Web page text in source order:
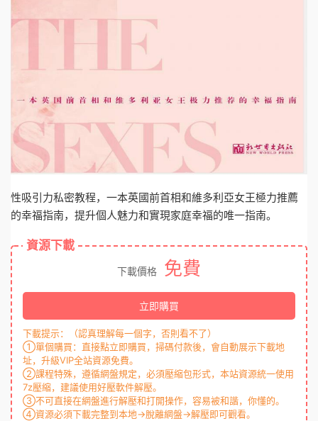
性吸引力私密教程，一本英國前首相和維多利亞女王極力推薦
的幸福指南，提升個人魅力和實現家庭幸福的唯一指南。
資源下載
下載價格 免費
立即購買
下載提示：（認真理解每一個字，否則看不了）
①單個購買：直接點立即購買，掃碼付款後，會自動展示下載地
址，升級VIP全站資源免費。
②課程特殊，遵循網盤規定，必須壓縮包形式，本站資源統一使用
7z壓縮，建議使用好壓軟件解壓。
③不可直接在網盤進行解壓和打開操作，容易被和諧，你懂的。
④資源必須下載完整到本地→脫離網盤→解壓即可觀看。